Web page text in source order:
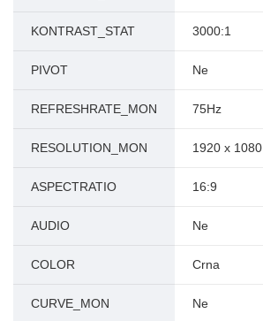
KONTRAST_STAT 3000:1
PIVOT Ne
REFRESHRATE_MON 75Hz
RESOLUTION_MON 1920 x 1080
ASPECTRATIO 16:9
AUDIO Ne
COLOR Crna
CURVE_MON Ne